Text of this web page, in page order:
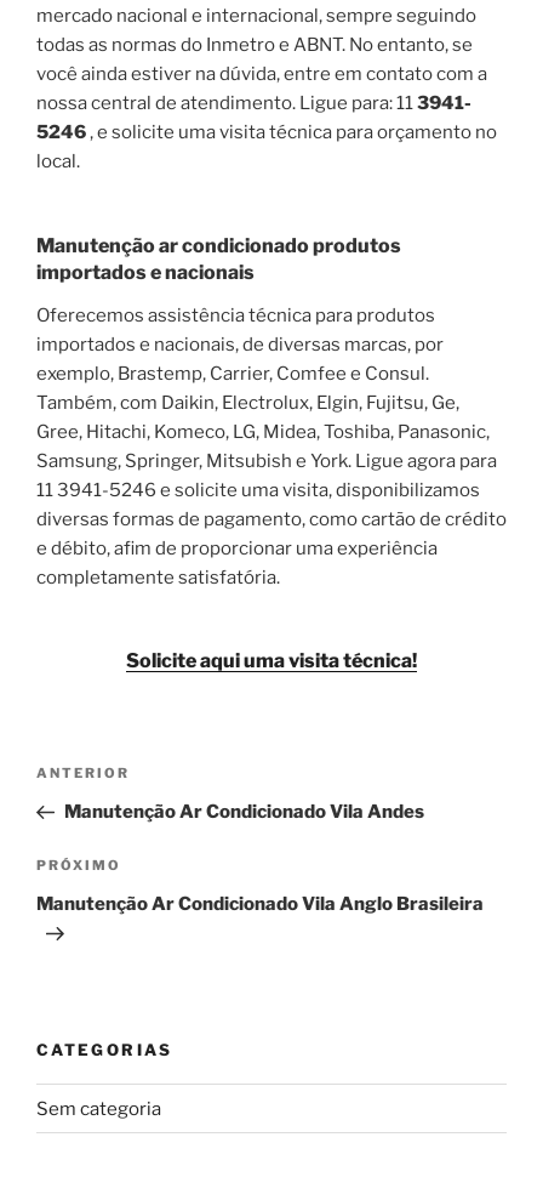
mercado nacional e internacional, sempre seguindo
todas as normas do Inmetro e ABNT. No entanto, se
você ainda estiver na dúvida, entre em contato com a
nossa central de atendimento. Ligue para: 113941-
5246, e solicite uma visita técnica para orçamento no
local.
Manutenção ar condicionado produtos
importados e nacionais
Oferecemos assistência técnica para produtos
importados e nacionais, de diversas marcas, por
exemplo, Brastemp, Carrier, Comfee e Consul.
Também, com Daikin, Electrolux, Elgin, Fujitsu, Ge,
Gree, Hitachi, Komeco, LG, Midea, Toshiba, Panasonic,
Samsung, Springer, Mitsubish e York. Ligue agora para
11 3941-5246 e solicite uma visita, disponibilizamos
diversas formas de pagamento, como cartão de crédito
e débito, afim de proporcionar uma experiência
completamente satisfatória.
Solicite aqui uma visita técnica!
Navegação
Post
Post
anterior
ANTERIOR
Manutenção Ar Condicionado Vila Andes
Próximo
post
PRÓXIMO
Manutenção Ar Condicionado Vila Anglo Brasileira
CATEGORIAS
Sem categoria